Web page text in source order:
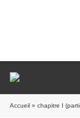
Accueil » chapitre I